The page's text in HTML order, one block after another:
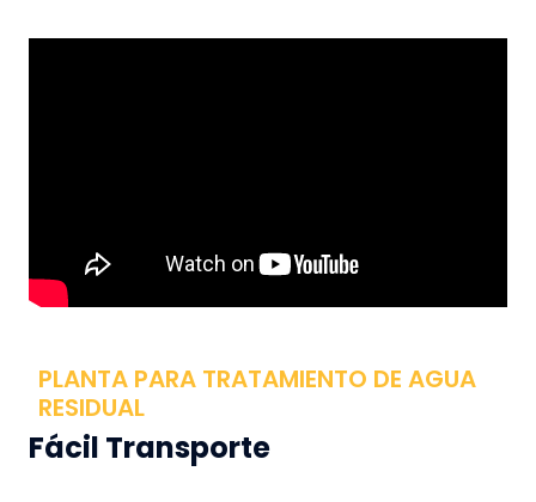
PLANTA PARA TRATAMIENTO DE AGUA
RESIDUAL
Fácil Transporte